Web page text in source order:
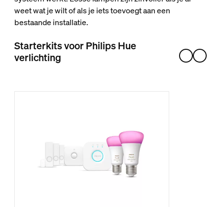
weet wat je wilt of als je iets toevoegt aan een
bestaande installatie.
Starterkits voor Philips Hue
verlichting